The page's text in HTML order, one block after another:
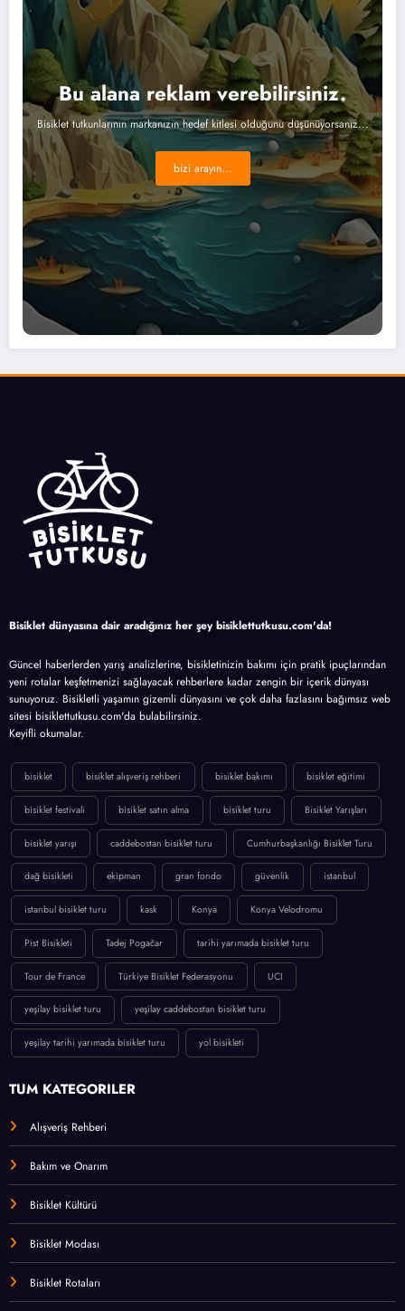
Bu alana reklam verebilirsiniz.
Bisiklet tutkunlarının markanızın hedef kitlesi olduğunu düşünüyorsanız...
bizi arayın...
Bisiklet dünyasına dair aradığınız her şey bisiklettutkusu.com'da!
Güncel haberlerden yarış analizlerine, bisikletinizin bakımı için pratik ipuçlarından
yeni rotalar keşfetmenizi sağlayacak rehberlere kadar zengin bir içerik dünyası
sunuyoruz. Bisikletli yaşamın gizemli dünyasını ve çok daha fazlasını bağımsız web
sitesi bisiklettutkusu.com'da bulabilirsiniz.
Keyifli okumalar.
bisiklet bisiklet alışveriş rehberi bisiklet bakımı bisiklet eğitimi
bisiklet festivali bisiklet satın alma bisiklet turu Bisiklet Yarışları
bisiklet yarışı caddebostan bisiklet turu Cumhurbaşkanlığı Bisiklet Turu
dağ bisikleti ekipman gran fondo güvenlik istanbul
istanbul bisiklet turu kask Konya Konya Velodromu
Pist Bisikleti Tadej Pogačar tarihi yarımada bisiklet turu
Tour de France Türkiye Bisiklet Federasyonu UCI
yeşilay bisiklet turu yeşilay caddebostan bisiklet turu
yeşilay tarihi yarımada bisiklet turu yol bisikleti
TÜM KATEGORİLER
Alışveriş Rehberi
Bakım ve Onarım
Bisiklet Kültürü
Bisiklet Modası
Bisiklet Rotaları